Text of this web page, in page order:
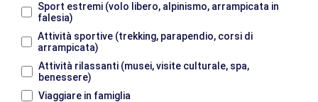
Sport estremi (volo libero, alpinismo, arrampicata in
falesia)
Attività sportive (trekking, parapendio, corsi di
arrampicata)
Attività rilassanti (musei, visite culturale, spa,
benessere)
Viaggiare in famiglia